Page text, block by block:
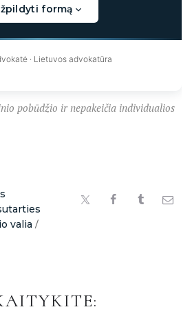
formą
Kraunama...
· Lietuvos advokatūra
pobūdžio ir nepakeičia individualios
valia /